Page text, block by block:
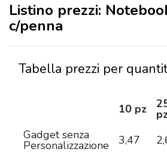
Listino prezzi:
c/penna
Tabella prezzi per
10 pz
Gadget senza
Personalizzazione 3,47